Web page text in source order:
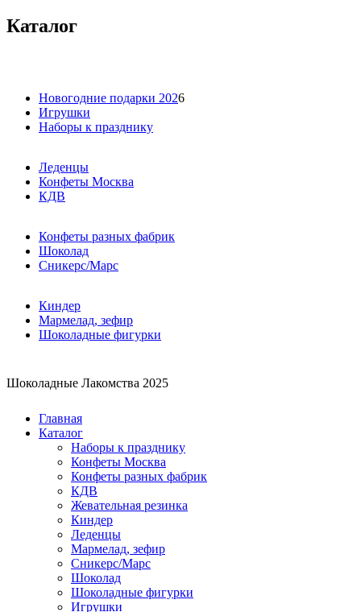
Каталог
Новогодние подарки 2026
Игрушки
Наборы к празднику
Леденцы
Конфеты Москва
КДВ
Конфеты разных фабрик
Шоколад
Сникерс/Марс
Киндер
Мармелад, зефир
Шоколадные фигурки
Шоколадные Лакомства 2025
Главная
Каталог
Наборы к празднику
Конфеты Москва
Конфеты разных фабрик
КДВ
Жевательная резинка
Киндер
Леденцы
Мармелад, зефир
Сникерс/Марс
Шоколад
Шоколадные фигурки
Игрушки